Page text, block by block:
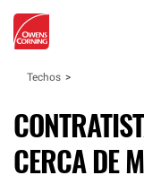
Techos
CERCA DE